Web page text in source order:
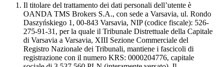
Il titolare del trattamento dei dati personali dell’utente è
OANDA TMS Brokers S.A., con sede a Varsavia, ul. Rondo
Daszyńskiego 1, 00-843 Varsavia, NIP (codice fiscale): 526-
275-91-31, per la quale il Tribunale Distrettuale della Capitale
di Varsavia a Varsavia, XIII Sezione Commerciale del
Registro Nazionale dei Tribunali, mantiene i fascicoli di
registrazione con il numero KRS: 0000204776, capitale